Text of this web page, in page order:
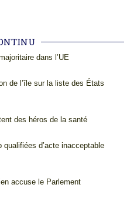
dans l’UE
de l’île sur la liste des États
des héros de la santé
qualifiées d’acte inacceptable
accuse le Parlement